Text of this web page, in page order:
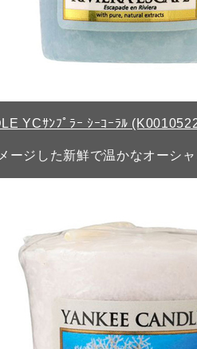
YCｻﾝﾌﾟﾗｰ ｼｰｺｰﾗﾙ
ージした新鮮で温かなオーシャ